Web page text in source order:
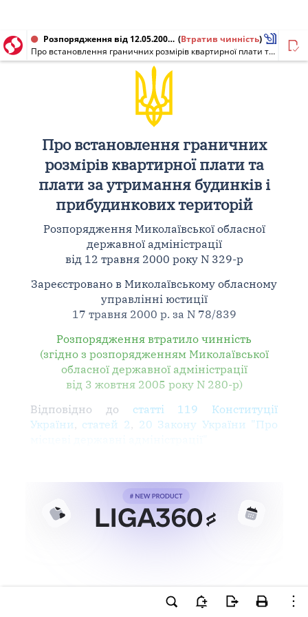
Розпорядження від 12.05.2000 № 329-р (Втратив чинність)
Про встановлення граничних розмірів квартирної плати та плати за утримання будинків і прибудинкових територій
Про встановлення граничних
розмірів квартирної плати та
плати за утримання будинків і
прибудинкових територій
Розпорядження Миколаївської обласної
державної адміністрації
від 12 травня 2000 року N 329-р
Зареєстровано в Миколаївському обласному
управлінні юстиції
17 травня 2000 р. за N 78/839
Розпорядження втратило чинність
(згідно з розпорядженням Миколаївської
обласної державної адміністрації
від 3 жовтня 2005 року N 280-р)
Відповідно до статті 119 Конституції
України, статей 2 , 20 Закону України "Про
Ви намагаєтесь використати
інструменти для професійної